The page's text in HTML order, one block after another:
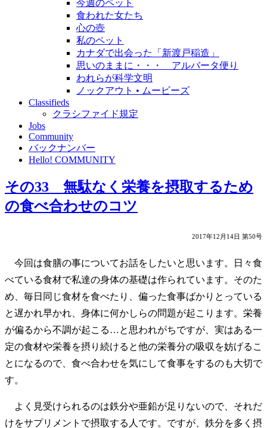
今週のペット
食われた女たち
心の壺
私のペット
カナダで出会った「新渡戸稲造」
思いのままに・・・ アルバータ便り
われらが科学文明
ノックアウト • ムービーズ
Classifieds
クラシファイド規定
Jobs
Community
バックナンバー
Hello! COMMUNITY
その33 無駄なく栄養を摂取するため
の食べ合わせのコツ
2017年12月14日 第50号
今回は食膳の事についてお話をしたいと思います。日々食
べている食材で私達の身体の基礎は作られています。そのた
め、毎日同じ食材を食べたり、偏った食事ばかりとっている
と遅かれ早かれ、身体に何かしらの問題が起こります。栄養
が偏るから不調が起こる…と思われがちですが、実はある一
定の食材や栄養を摂り続けると他の栄養分の吸収を妨げるこ
とになるので、食べ合わせを気にして食事をするのも大切で
す。
よく見受けられるのは鉄分や亜鉛が足りないので、それだ
けをサプリメントで摂取する人です。ですが、鉄分を多く摂